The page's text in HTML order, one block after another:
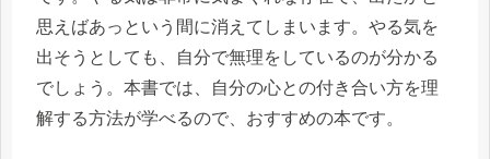
思えばあっという間に消えてしまいます。やる気を
出そうとしても、自分で無理をしているのが分かる
でしょう。本書では、自分の心との付き合い方を理
解する方法が学べるので、おすすめの本です。